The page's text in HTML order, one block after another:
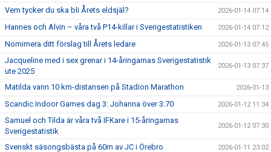
Vem tycker du ska bli Årets eldsjäl? 2026-01-14 07:14
Hannes och Alvin – våra två P14-killar i Sverigestatistiken 2026-01-14 07:12
Nomimera ditt förslag till Årets ledare 2026-01-13 07:45
Jacqueline med i sex grenar i 14-åringarnas Sverigestatistik
ute 2025
2026-01-13 07:37
Matilda vann 10 km-distansen på Stadion Marathon 2026-01-13
Scandic Indoor Games dag 3: Johanna över 3.70 2026-01-12 11:34
Samuel och Tilda är våra två IFKare i 15-åringarnas
Sverigestatistik
2026-01-12 07:30
Svenskt säsongsbästa på 60m av JC i Örebro 2026-01-11 23:02